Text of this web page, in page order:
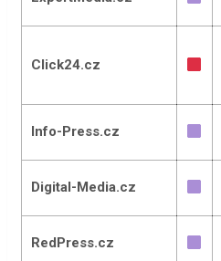
Click24.cz
Info-Press.cz
Digital-Media.cz
RedPress.cz